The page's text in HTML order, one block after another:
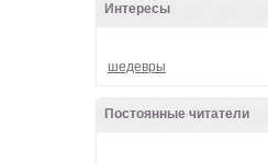
Интересы
шедевры
Постоянные читатели